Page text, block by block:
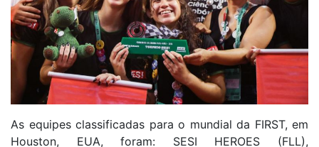
As equipes classificadas para o mundial da FIRST, em
Houston, EUA, foram: SESI HEROES (FLL),